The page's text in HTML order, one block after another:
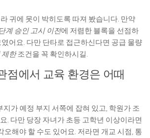
귀에 못이 박히도록 따져 봤습니다. 만약
계 승인 고시 이전에 저렴한 블록을 선점하
어요. 다만 단타로 접근하신다면 공급 물량
제한조건을 꼭 확인하시길.
점에서 교육 환경은 어때
지가 예정 부지 서쪽에 잡혀 있고, 학원가 조
. 다만 당장 자녀가 초등 고학년 이상이라면
오해야 할 수도 있어요. 저라면 개교 시점, 통